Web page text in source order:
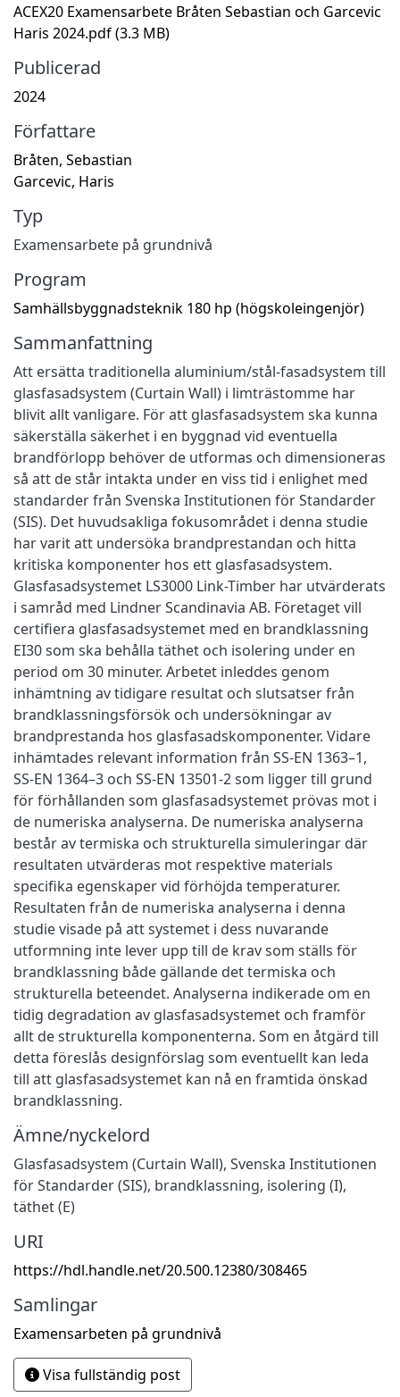
ACEX20 Examensarbete Bråten Sebastian och Garcevic
Haris 2024.pdf(3.3 MB)
Publicerad
2024
Författare
Bråten, Sebastian
Garcevic, Haris
Typ
Examensarbete på grundnivå
Program
Samhällsbyggnadsteknik 180 hp (högskoleingenjör)
Sammanfattning
Att ersätta traditionella aluminium/stål-fasadsystem till
glasfasadsystem (Curtain Wall) i limträstomme har
blivit allt vanligare. För att glasfasadsystem ska kunna
säkerställa säkerhet i en byggnad vid eventuella
brandförlopp behöver de utformas och dimensioneras
så att de står intakta under en viss tid i enlighet med
standarder från Svenska Institutionen för Standarder
(SIS). Det huvudsakliga fokusområdet i denna studie
har varit att undersöka brandprestandan och hitta
kritiska komponenter hos ett glasfasadsystem.
Glasfasadsystemet LS3000 Link-Timber har utvärderats
i samråd med Lindner Scandinavia AB. Företaget vill
certifiera glasfasadsystemet med en brandklassning
EI30 som ska behålla täthet och isolering under en
period om 30 minuter. Arbetet inleddes genom
inhämtning av tidigare resultat och slutsatser från
brandklassningsförsök och undersökningar av
brandprestanda hos glasfasadskomponenter. Vidare
inhämtades relevant information från SS-EN 1363–1,
SS-EN 1364–3 och SS-EN 13501-2 som ligger till grund
för förhållanden som glasfasadsystemet prövas mot i
de numeriska analyserna. De numeriska analyserna
består av termiska och strukturella simuleringar där
resultaten utvärderas mot respektive materials
specifika egenskaper vid förhöjda temperaturer.
Resultaten från de numeriska analyserna i denna
studie visade på att systemet i dess nuvarande
utformning inte lever upp till de krav som ställs för
brandklassning både gällande det termiska och
strukturella beteendet. Analyserna indikerade om en
tidig degradation av glasfasadsystemet och framför
allt de strukturella komponenterna. Som en åtgärd till
detta föreslås designförslag som eventuellt kan leda
till att glasfasadsystemet kan nå en framtida önskad
brandklassning.
Ämne/nyckelord
Glasfasadsystem (Curtain Wall), Svenska Institutionen
för Standarder (SIS), brandklassning, isolering (I),
täthet (E)
URI
https://hdl.handle.net/20.500.12380/308465
Samlingar
Examensarbeten på grundnivå
Visa fullständig post